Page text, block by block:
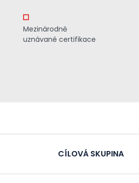
Mezinárodně
uznávané certifikace
CÍLOVÁ SKUPINA